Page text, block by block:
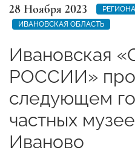
28 Ноября 2023
ИВАНОВСКАЯ ОБЛАСТЬ
Ивановская
РОССИИ»
следующем
частных
Иваново